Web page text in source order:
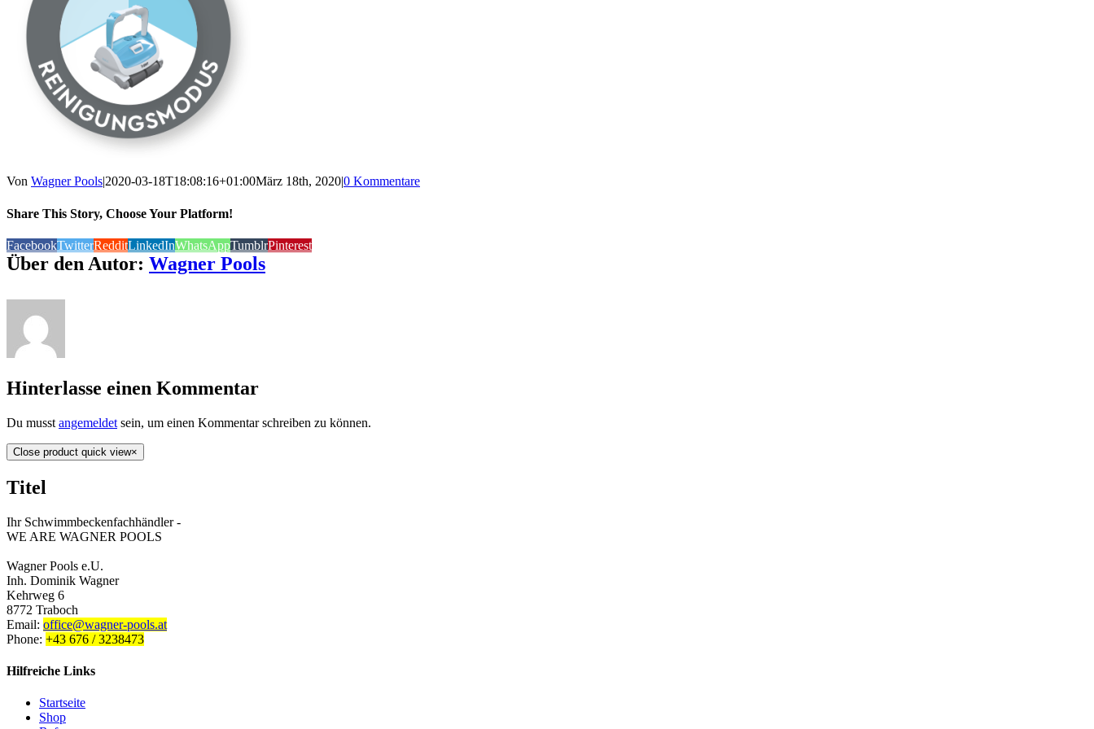
Von Wagner Pools|2020-03-18T18:08:16+01:00März 18th, 2020|0 Kommentare
Share This Story, Choose Your Platform!
FacebookTwitterRedditLinkedInWhatsAppTumblrPinterest
Über den Autor: Wagner Pools
Hinterlasse einen Kommentar
Du musst angemeldet sein, um einen Kommentar schreiben zu können.
Close product quick view×
Titel
Ihr Schwimmbeckenfachhändler -
WE ARE WAGNER POOLS
Wagner Pools e.U.
Inh. Dominik Wagner
Kehrweg 6
8772 Traboch
Email: office@wagner-pools.at
Phone: +43 676 / 3238473
Hilfreiche Links
Startseite
Shop